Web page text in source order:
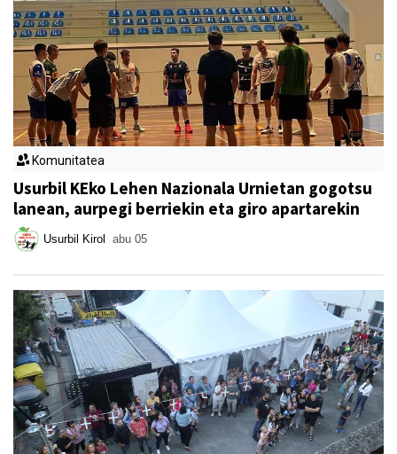
Komunitatea
Usurbil KEko Lehen Nazionala Urnietan gogotsu
lanean, aurpegi berriekin eta giro apartarekin
Usurbil Kirol abu 05